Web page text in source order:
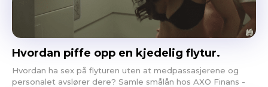
Hvordan piffe opp en kjedelig flytur.
Hvordan ha sex på flyturen uten at medpassasjerene og
personalet avslører dere? Samle smålån hos AXO Finans -